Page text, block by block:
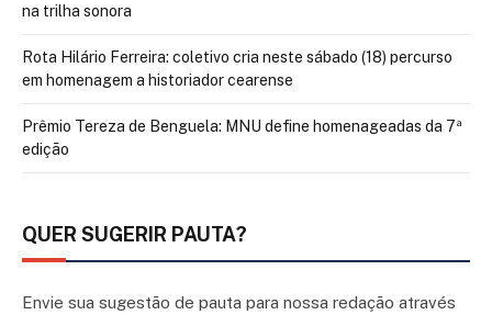
na trilha sonora
Rota Hilário Ferreira: coletivo cria neste sábado (18) percurso
em homenagem a historiador cearense
Prêmio Tereza de Benguela: MNU define homenageadas da 7ª
edição
QUER SUGERIR PAUTA?
Envie sua sugestão de pauta para nossa redação através